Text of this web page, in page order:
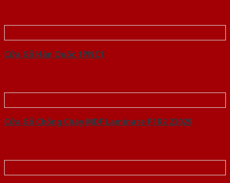
Cửa Gỗ Hàn Quốc 1PNC1
Cửa Gỗ Chống Cháy MDF Laminate P1R2 23029